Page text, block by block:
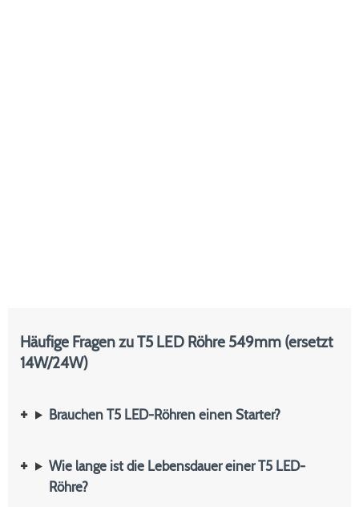
Häufige Fragen zu T5 LED Röhre 549mm (ersetzt
14W/24W)
Brauchen T5 LED-Röhren einen Starter?
Wie lange ist die Lebensdauer einer T5 LED-
Röhre?